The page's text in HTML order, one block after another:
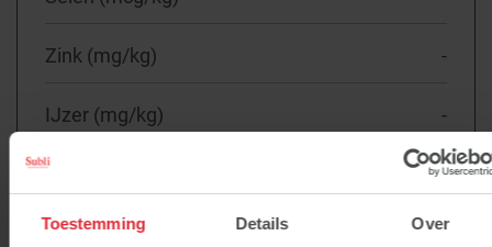
Toestemming Details Over
Zink (mg/kg) -
IJzer (mg/kg) -
Mangaan (mg/kg) -
Kobalt (mg/kg) -